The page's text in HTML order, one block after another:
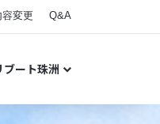
変更 Q&A
ブート珠洲